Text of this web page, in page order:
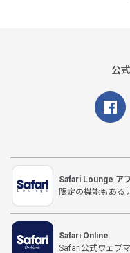
公
Safari Lounge ア
限定の機能もある
Safari Online
Safari公式ウェブ